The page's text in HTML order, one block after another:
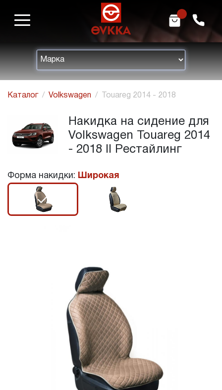
h m
Каталог Volkswagen Touareg 2014 - 2018
Накидка на сидение для
Volkswagen Touareg 2014
- 2018 II Рестайлинг
Форма накидки: Широкая
r